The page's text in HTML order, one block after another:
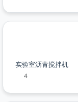
实验室沥青搅拌机
4